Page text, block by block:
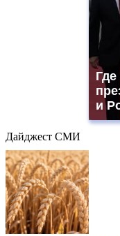
Где
и
Дайджест СМИ